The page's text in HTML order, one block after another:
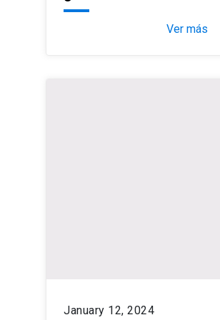
Ver más
January 12, 2024